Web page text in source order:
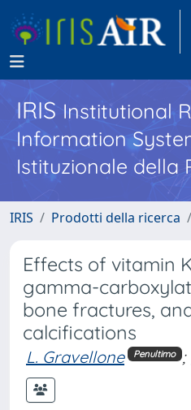
IRISInstitutional
Information
Istituzionale della
IRIS Prodotti della ricerca
Effects of vitamin
gamma-
bone fractures,
calcifications
L. Gravellone Penultimo ;